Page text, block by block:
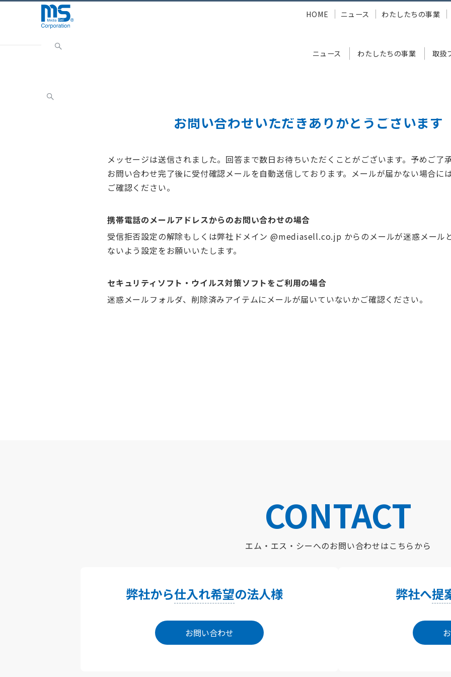
ニュース わたしたちの事業 取扱
HOME ニュース わたしたちの事業
お問い合わせいただきありがとうございます
メッセージは送信されました。回答まで数日お待ちいただくことがございます。予めご了
お問い合わせ完了後に受付確認メールを自動送信しております。メールが届かない場合に
ご確認ください。
携帯電話のメールアドレスからのお問い合わせの場合
受信拒否設定の解除もしくは弊社ドメイン @mediasell.co.jp からのメールが迷惑メール
ないよう設定をお願いいたします。
セキュリティソフト・ウイルス対策ソフトをご利用の場合
迷惑メールフォルダ、削除済みアイテムにメールが届いていないかご確認ください。
CONTACT
エム・エス・シーへのお問い合わせはこちらから
弊社から仕入れ希望の法人様
お問い合わせ
弊社へ提